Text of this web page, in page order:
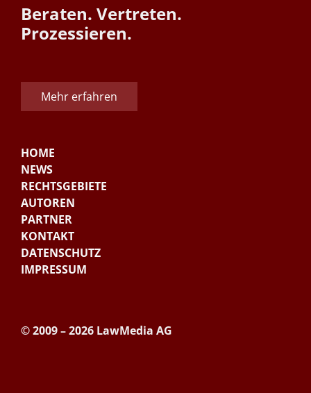
Beraten. Vertreten.
Prozessieren.
Mehr erfahren
HOME
NEWS
RECHTSGEBIETE
AUTOREN
PARTNER
KONTAKT
DATENSCHUTZ
IMPRESSUM
© 2009 – 2026 LawMedia AG